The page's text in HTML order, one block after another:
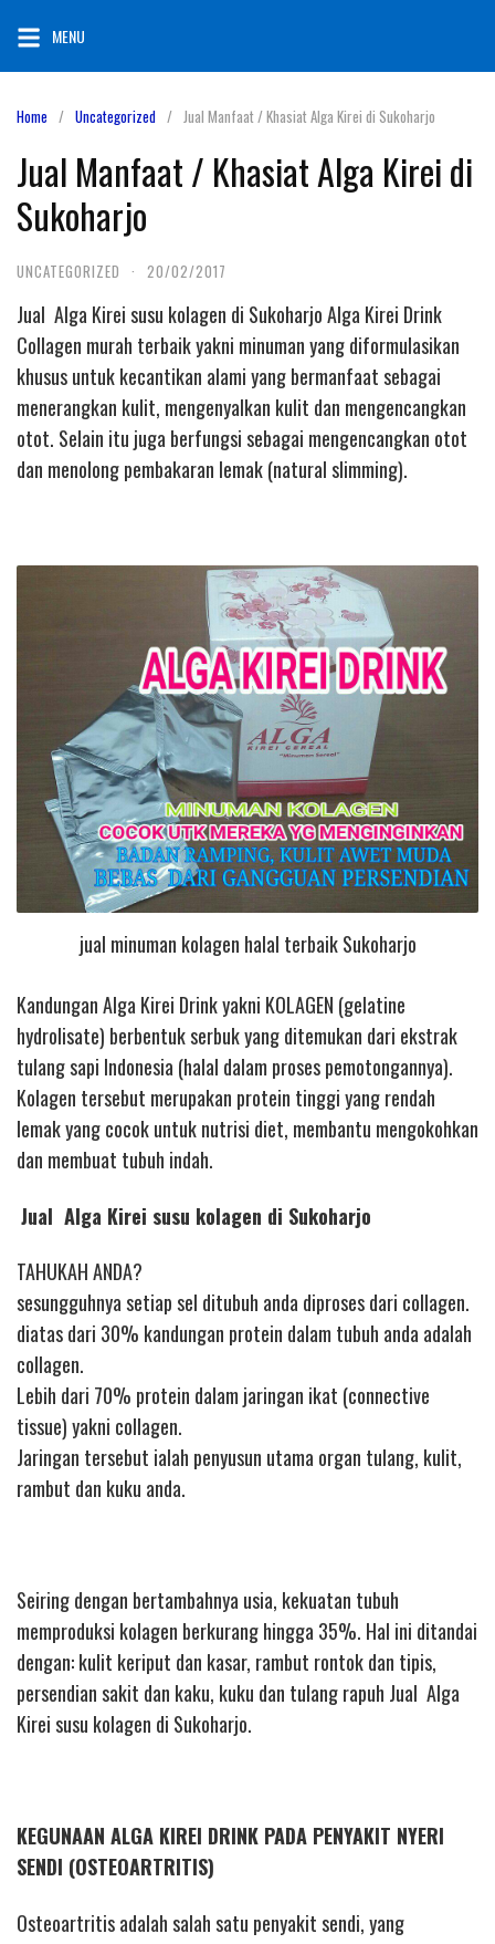
content
MENU
Home Uncategorized Jual Manfaat / Khasiat Alga Kirei di Sukoharjo
Jual Manfaat / Khasiat Alga Kirei di
Sukoharjo
UNCATEGORIZED · 20/02/2017
Jual Alga Kirei susu kolagen di Sukoharjo Alga Kirei Drink
Collagen murah terbaik yakni minuman yang diformulasikan
khusus untuk kecantikan alami yang bermanfaat sebagai
menerangkan kulit, mengenyalkan kulit dan mengencangkan
otot. Selain itu juga berfungsi sebagai mengencangkan otot
dan menolong pembakaran lemak (natural slimming).
jual minuman kolagen halal terbaik Sukoharjo
Kandungan Alga Kirei Drink yakni KOLAGEN (gelatine
hydrolisate) berbentuk serbuk yang ditemukan dari ekstrak
tulang sapi Indonesia (halal dalam proses pemotongannya).
Kolagen tersebut merupakan protein tinggi yang rendah
lemak yang cocok untuk nutrisi diet, membantu mengokohkan
dan membuat tubuh indah.
Jual Alga Kirei susu kolagen di Sukoharjo
TAHUKAH ANDA?
sesungguhnya setiap sel ditubuh anda diproses dari collagen.
diatas dari 30% kandungan protein dalam tubuh anda adalah
collagen.
Lebih dari 70% protein dalam jaringan ikat (connective
tissue) yakni collagen.
Jaringan tersebut ialah penyusun utama organ tulang, kulit,
rambut dan kuku anda.
Seiring dengan bertambahnya usia, kekuatan tubuh
memproduksi kolagen berkurang hingga 35%. Hal ini ditandai
dengan: kulit keriput dan kasar, rambut rontok dan tipis,
persendian sakit dan kaku, kuku dan tulang rapuh Jual Alga
Kirei susu kolagen di Sukoharjo.
KEGUNAAN ALGA KIREI DRINK PADA PENYAKIT NYERI
SENDI (OSTEOARTRITIS)
Osteoartritis adalah salah satu penyakit sendi, yang